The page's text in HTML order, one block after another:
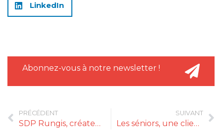
LinkedIn
Abonnez-vous à notre newsletter !
PRÉCÉDENT
SDP Rungis, créateur d’un nouvel univers de saveurs
SUIVANT
Les séniors, une clientèle stratégique pour l’épicerie fine